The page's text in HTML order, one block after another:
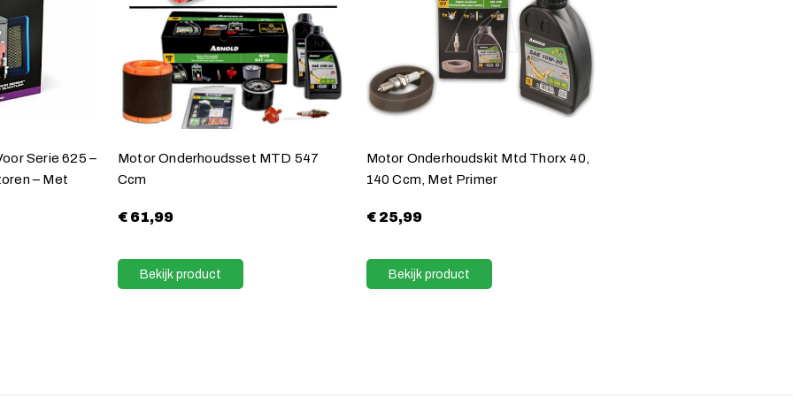
Serie 625 –
– Met
Motor Onderhoudsset MTD 547
Ccm
€61,99
Bekijk product
Motor Onderhoudskit Mtd Thorx 40,
140 Ccm, Met Primer
€25,99
Bekijk product